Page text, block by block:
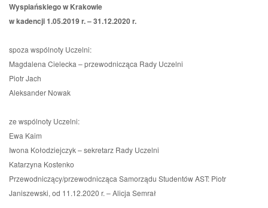
Wyspiańskiego w Krakowie
w kadencji 1.05.2019 r. – 31.12.2020 r.
spoza wspólnoty Uczelni:
Magdalena Cielecka – przewodnicząca Rady Uczelni
Piotr Jach
Aleksander Nowak
ze wspólnoty Uczelni:
Ewa Kaim
Iwona Kołodziejczyk – sekretarz Rady Uczelni
Katarzyna Kostenko
Przewodniczący/przewodnicząca Samorządu Studentów AST: Piotr
Janiszewski, od 11.12.2020 r. – Alicja Semrał